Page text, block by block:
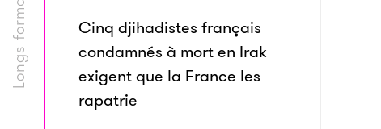
Longs formats
Cinq djihadistes français
condamnés à mort en Irak
exigent que la France les
rapatrie